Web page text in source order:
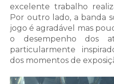
excelente trabalho
Por outro lado, a banda
jogo é agradável mas
o desempenho dos
particularmente
dos momentos de